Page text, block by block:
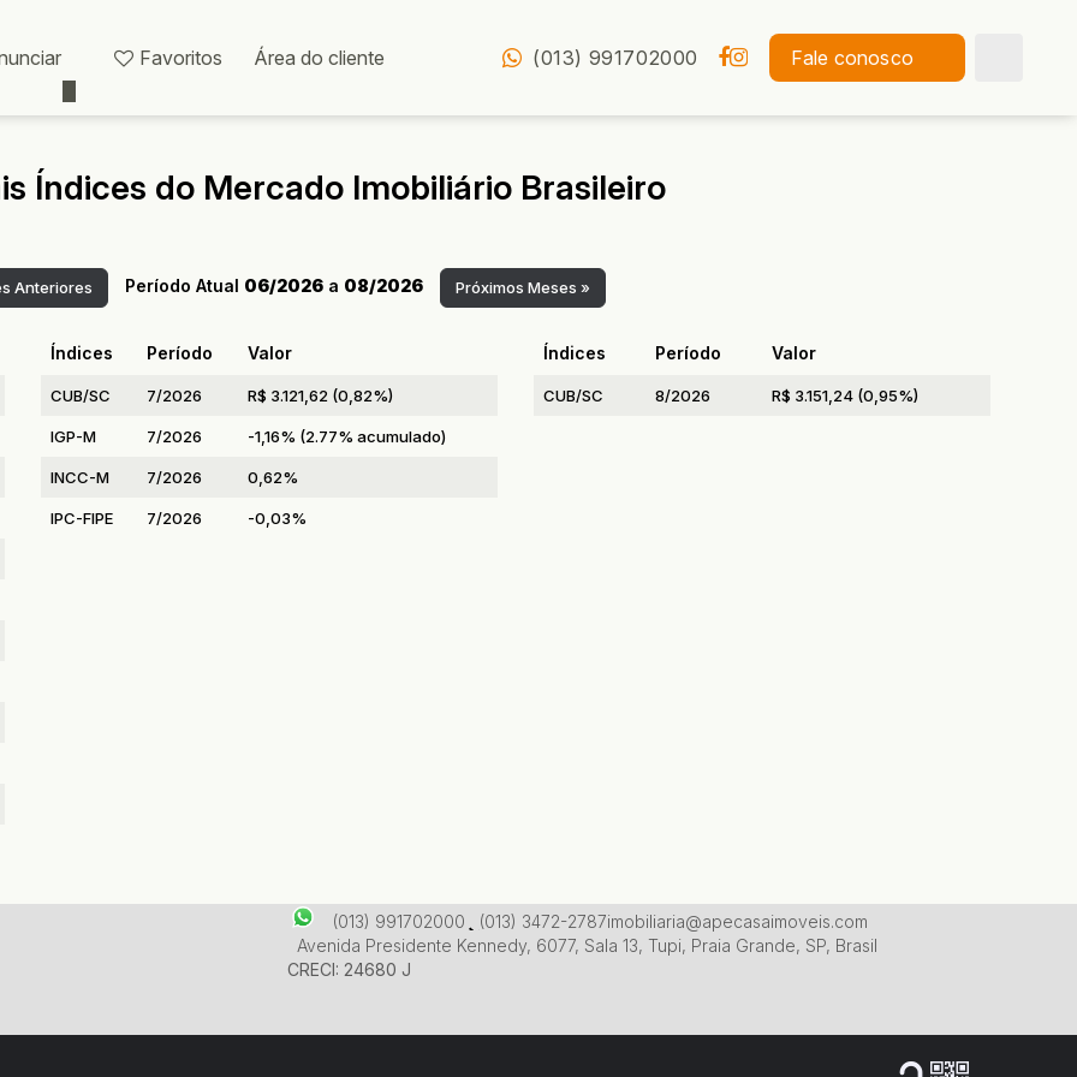
Favoritos Área do cliente Fale conosco
(013) 991702000
Índices do Mercado Imobiliário Brasileiro
Anteriores Período Atual 06/2026 a 08/2026 Próximos Meses »
Índices Período Valor
CUB/SC 7/2026 R$ 3.121,62 (0,82%)
IGP-M 7/2026 -1,16% (2.77% acumulado)
INCC-M 7/2026 0,62%
IPC-FIPE 7/2026 -0,03%
Índices Período Valor
CUB/SC 8/2026 R$ 3.151,24 (0,95%)
(013) 991702000 (013) 3472-2787imobiliaria@apecasaimoveis.com
Avenida Presidente Kennedy, 6077, Sala 13, Tupi, Praia Grande, SP, Brasil
CRECI: 24680 J